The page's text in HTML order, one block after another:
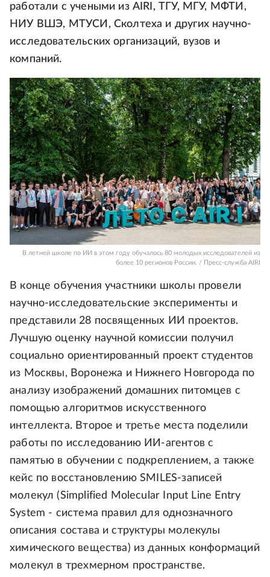
работали с учеными из AIRI, ТГУ, МГУ, МФТИ,
НИУ ВШЭ, МТУСИ, Сколтеха и других научно-
исследовательских организаций, вузов и
компаний.
В летней школе по ИИ в этом году обучалось 80 молодых исследователей из
более 10 регионов России. / Пресс-служба AIRI
В конце обучения участники школы провели
научно-исследовательские эксперименты и
представили 28 посвященных ИИ проектов.
Лучшую оценку научной комиссии получил
социально ориентированный проект студентов
из Москвы, Воронежа и Нижнего Новгорода по
анализу изображений домашних питомцев с
помощью алгоритмов искусственного
интеллекта. Второе и третье места поделили
работы по исследованию ИИ-агентов с
памятью в обучении с подкреплением, а также
кейс по восстановлению SMILES-записей
молекул (Simplified Molecular Input Line Entry
System - система правил для однозначного
описания состава и структуры молекулы
химического вещества) из данных конформаций
молекул в трехмерном пространстве.